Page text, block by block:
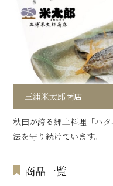
三浦米太郎商店
秋田が誇る郷土料理「ハ
法を守り続けています。
商品一覧